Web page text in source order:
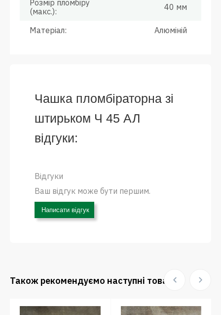
Розмір пломбіру
(макс.):
40 мм
Матеріал: Алюміній
Чашка пломбіраторна зі
штирьком Ч 45 АЛ
відгуки:
Відгуки
Ваш відгук може бути першим.
Написати відгук
Також рекомендуємо наступні товари: